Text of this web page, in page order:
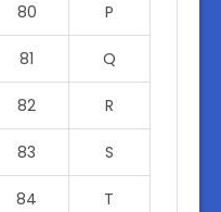
80 P
81 Q
82 R
83 S
84 T